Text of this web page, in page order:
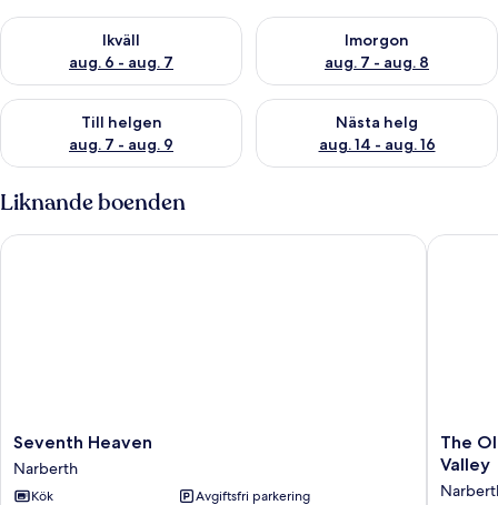
Ikväll
aug. 6 - aug. 7
Kontrollera tillgängligheten för ikväll aug. 6 - aug. 7
Imorgon
aug. 7 - aug. 8
Kontrollera tillgängligheten
Till helgen
aug. 7 - aug. 9
Kontrollera tillgängligheten för den här helgen aug. 7 - aug. 9
Nästa helg
aug. 14 - aug. 16
Kontrollera tillgängligheten
Liknande boenden
Seventh
Heaven
Narberth
Seventh Heaven
Narberth
Kök
Avgiftsfri parkering
Seventh Heaven
The
Old
-
The
Valley
The Old